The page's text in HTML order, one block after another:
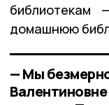
библиотекам
домашнюю
— Мы